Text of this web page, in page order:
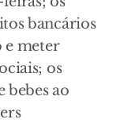
bancários
e meter
os
bebes ao